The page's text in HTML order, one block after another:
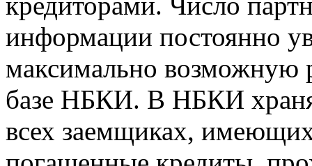
информации постоянно
максимально возможную
базе НБКИ. В НБКИ
всех заемщиках,